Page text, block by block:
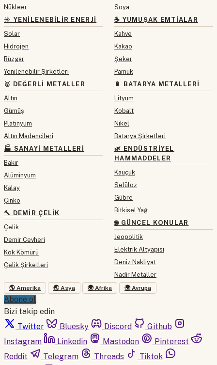
Nükleer
☀️ YENILENEBILIR ENERJI
Solar
Hidrojen
Rüzgar
Yenilenebilir Şirketleri
🥇 DEĞERLI METALLER
Altın
Gümüş
Platinyum
Altın Madencileri
🏭 SANAYI METALLERI
Bakır
Alüminyum
Kalay
Çinko
🔨 DEMIR ÇELIK
Çelik
Demir Cevheri
Kok Kömürü
Çelik Şirketleri
Soya
☕ YUMUŞAK EMTIALAR
Kahve
Kakao
Şeker
Pamuk
🔋 BATARYA METALLERI
Lityum
Kobalt
Nikel
Batarya Şirketleri
🌿 ENDÜSTRIYEL
HAMMADDELER
Kauçuk
Selüloz
Gübre
Bitkisel Yağ
🌐 GÜNCEL KONULAR
Jeopolitik
Elektrik Altyapısı
Deniz Nakliyat
Nadir Metaller
🌎 Amerika 🌏 Asya 🌍 Afrika 🌍 Avrupa
Abone ol
Bizi takip edin
Twitter
Bluesky Discord
Github
Instagram
Linkedin Mastodon
Pinterest
Reddit
Telegram Threads
Tiktok